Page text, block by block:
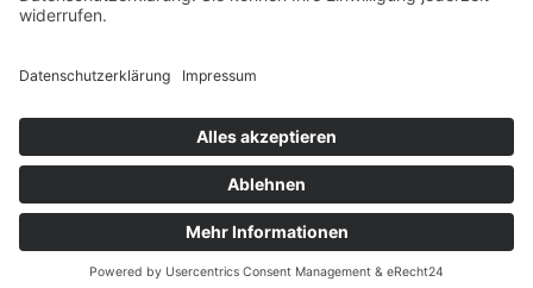
Mit gezielten Übungen zur Sicherheit in allen Prüfungsteilen
Vom Kern zur Ernte: So legst du den Grundstein für deinen
Erfolg im Homegrow
Lagerstrategien wirklich verändern können
Trennungen ohne Fallstricke: So schützen Sie Ihr Vermögen
und Ihre Rechte im Familienalltag
Weihnachtliche Stimmung ohne Kompromisse: langlebig,
platzsparend und frei von Schadstoffen
Copyright © 2026Living Lossless. Mit Stolz präsentiert von
undBam .